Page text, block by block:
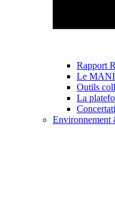
Rapport
Le
Outils
La
Environnement